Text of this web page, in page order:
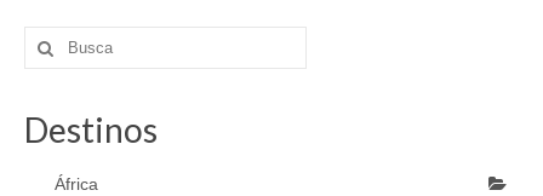
Destinos
África